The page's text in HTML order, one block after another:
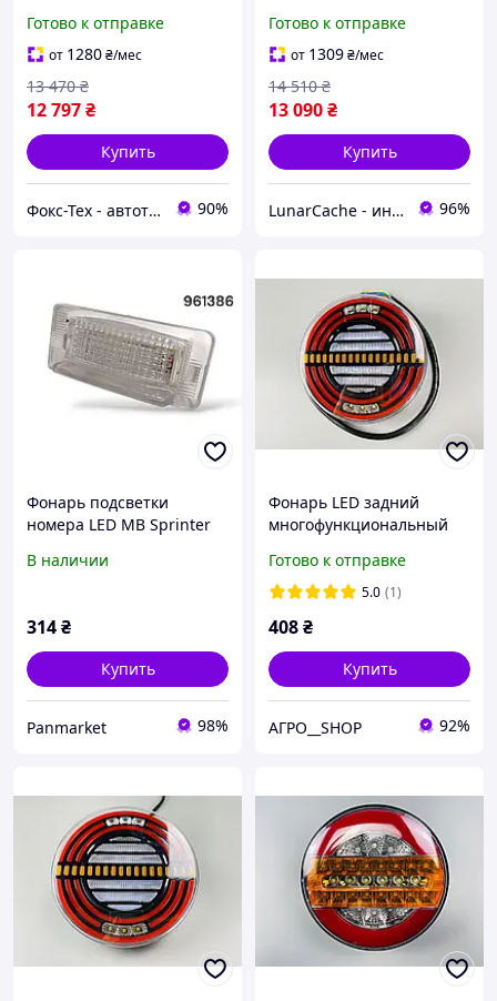
б/у 2019 года
Готово к отправке
от 1280₴/мес
12 797₴
13 470 ₴
Купить
Фокс-Тех - автотюнинг 90%
(82147)
Готово к отправке
от 1309₴/мес
13 090₴
14 510 ₴
Купить
LunarCache - интернет магазин автотюнинга и запчастей для бытовой техники 96%
Фонарь подсветки
номера LED MB Sprinter
В наличии
314₴
Купить
Panmarket 98%
Фонарь LED задний
многофункциональный
DRL бегущим светом
Готово к отправке
5.0 (1)
408₴
Купить
АГРО__SHOP 92%